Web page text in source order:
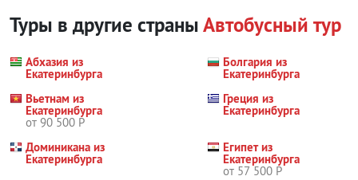
Туры в другие страныАвтобусный тур
Абхазия из
Екатеринбурга
Болгария из
Екатеринбурга
Вьетнам из
Екатеринбурга
от 90 500 Р
Греция из
Екатеринбурга
Доминикана из
Екатеринбурга
Египет из
Екатеринбурга
от 57 500 Р